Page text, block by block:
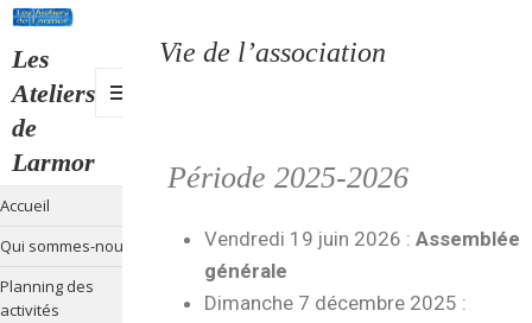
Les
Ateliers
de
Larmor
WIDGETS
Accueil
Qui sommes-nous ?
Planning des
activités
Vie de l’association
Période 2025-2026
Vendredi 19 juin 2026 : Assemblée
générale
Dimanche 7 décembre 2025 :